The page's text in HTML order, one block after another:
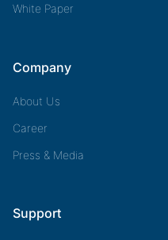
White Paper
Company
About Us
Career
Press & Media
Support